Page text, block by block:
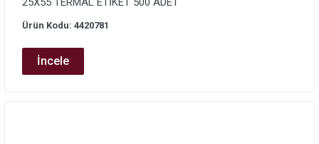
Ürün Kodu: 4420781
İncele